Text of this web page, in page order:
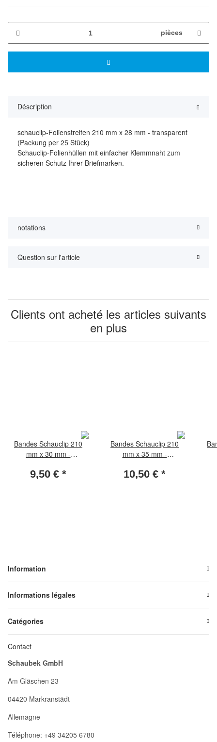
pièces
Déscription
schauclip-Folienstreifen 210 mm x 28 mm - transparent
(Packung per 25 Stück)
Schauclip-Folienhüllen mit einfacher Klemmnaht zum
sicheren Schutz Ihrer Briefmarken.
notations
Question sur l'article
Clients ont acheté les articles suivants
en plus
Bandes Schauclip 210
mm x 30 mm -
pièces)
9,50 € *
Bandes Schauclip 210
mm x 35 mm -
pièces)
10,50 € *
Information
Informations légales
Catégories
Contact
Schaubek GmbH
Am Gläschen 23
04420 Markranstädt
Allemagne
Téléphone: +49 34205 6780